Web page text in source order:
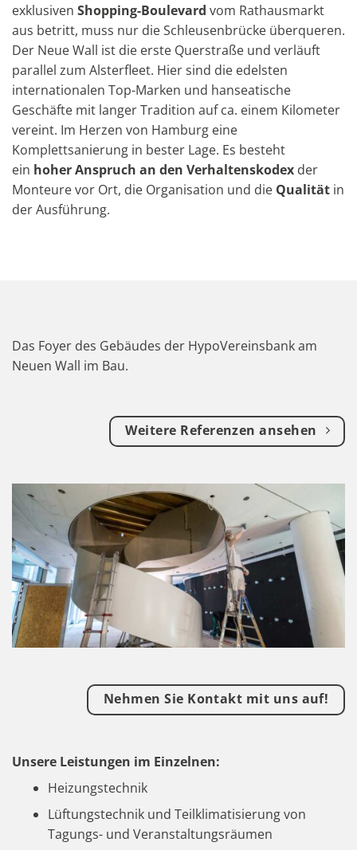
exklusiven Shopping-Boulevard vom Rathausmarkt
aus betritt, muss nur die Schleusenbrücke überqueren.
Der Neue Wall ist die erste Querstraße und verläuft
parallel zum Alsterfleet. Hier sind die edelsten
internationalen Top-Marken und hanseatische
Geschäfte mit langer Tradition auf ca. einem Kilometer
vereint. Im Herzen von Hamburg eine
Komplettsanierung in bester Lage. Es besteht
ein hoher Anspruch an den Verhaltenskodex der
Monteure vor Ort, die Organisation und die Qualität in
der Ausführung.
Das Foyer des Gebäudes der HypoVereinsbank am
Neuen Wall im Bau.
Weitere Referenzen ansehen
Nehmen Sie Kontakt mit uns auf!
Unsere Leistungen im Einzelnen:
Heizungstechnik
Lüftungstechnik und Teilklimatisierung von
Tagungs- und Veranstaltungsräumen